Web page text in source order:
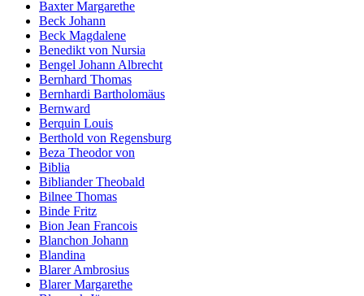
Baxter Margarethe
Beck Johann
Beck Magdalene
Benedikt von Nursia
Bengel Johann Albrecht
Bernhard Thomas
Bernhardi Bartholomäus
Bernward
Berquin Louis
Berthold von Regensburg
Beza Theodor von
Biblia
Bibliander Theobald
Bilnee Thomas
Binde Fritz
Bion Jean Francois
Blanchon Johann
Blandina
Blarer Ambrosius
Blarer Margarethe